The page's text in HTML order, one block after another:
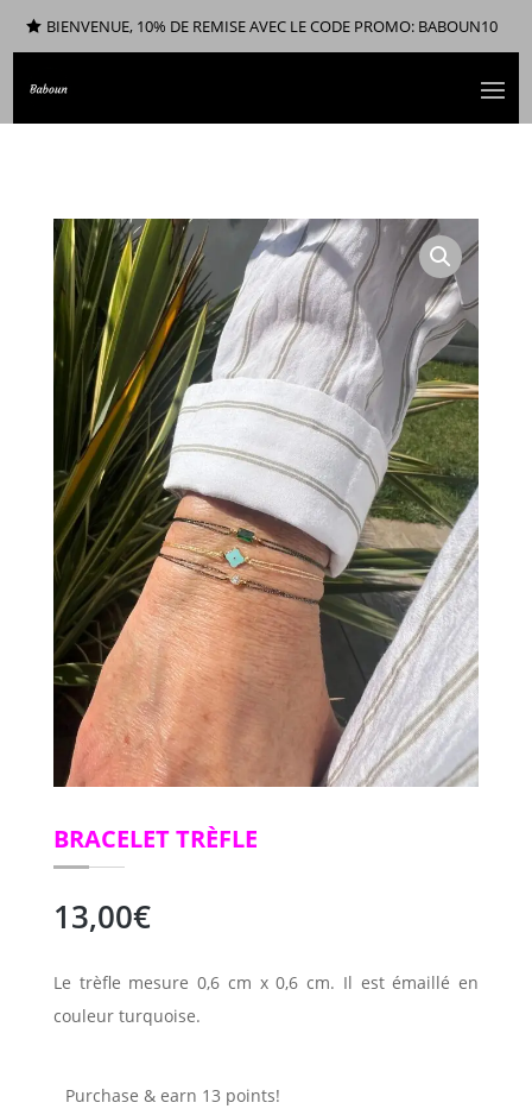
BIENVENUE, 10% DE REMISE AVEC LE CODE PROMO: BABOUN10
BRACELET TRÈFLE
13,00€
Le trèfle mesure 0,6 cm x 0,6 cm. Il est émaillé en
couleur turquoise.
Purchase & earn 13 points!